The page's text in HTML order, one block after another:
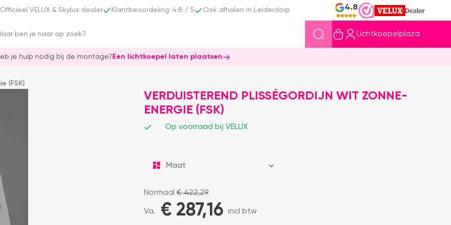
Officieel VELUX & Skylux dealer Klantbeoordeling: 4.8 / 5 Ook afhalen in Leiderdorp 4.8
Lichtkoepelplaza
je hulp nodig bij de montage? Een lichtkoepel laten plaatsen
(FSK)
VERDUISTEREND PLISSÉGORDIJN WIT ZONNE-
ENERGIE (FSK)
Op voorraad bij VELUX
Normaal €422,29
Va. € 287,16 incl btw